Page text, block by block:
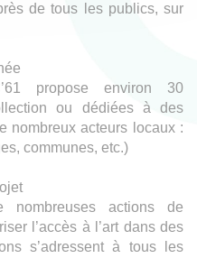
de tous les publics, sur
propose environ 30
ou dédiées à des
nombreux acteurs locaux :
communes, etc.)
nombreuses actions de
l’accès à l’art dans des
s’adressent à tous les